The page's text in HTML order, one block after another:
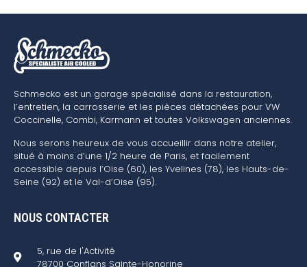
Schmecko est un garage spécialisé dans la restauration,
l’entretien, la carrosserie et les pièces détachées pour VW
Coccinelle, Combi, Karmann et toutes Volkswagen anciennes.
Nous serons heureux de vous accueillir dans notre atelier,
situé à moins d’une 1/2 heure de Paris, et facilement
accessible depuis l’Oise (60), les Yvelines (78), les Hauts-de-
Seine (92) et le Val-d’Oise (95).
NOUS CONTACTER
5, rue de l'Activité
78700 Conflans Sainte-Honorine